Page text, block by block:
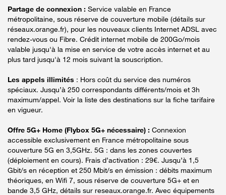
Partage de connexion : Service valable en France
métropolitaine, sous réserve de couverture mobile (détails sur
réseaux.orange.fr), pour les nouveaux clients Internet ADSL avec
rendez-vous ou Fibre. Crédit internet mobile de 200Go/mois
valable jusqu'à la mise en service de votre accès internet et au
plus tard jusqu'à 12 mois suivant la souscription.
Les appels illimités : Hors coût du service des numéros
spéciaux. Jusqu’à 250 correspondants différents/mois et 3h
maximum/appel. Voir la liste des destinations sur la fiche tarifaire
en vigueur.
Offre 5G+ Home (Flybox 5G+ nécessaire) : Connexion
accessible exclusivement en France métropolitaine sous
couverture 5G en 3,5GHz. 5G : dans les zones couvertes
(déploiement en cours). Frais d’activation : 29€. Jusqu’à 1,5
Gbit/s en réception et 250 Mbit/s en émission : débits maximum
théoriques, en Wifi 7, sous réserve de couverture 5G+ et en
bande 3,5 GHz, détails sur reseaux.orange.fr. Avec équipements